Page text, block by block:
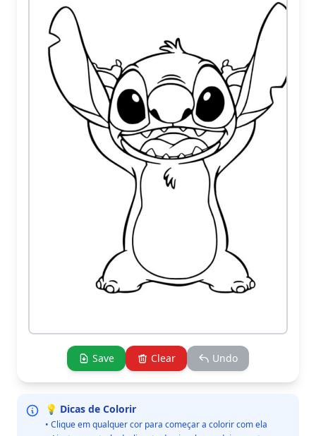
Save Clear Undo
💡 Dicas de Colorir
• Clique em qualquer cor para começar a colorir com ela